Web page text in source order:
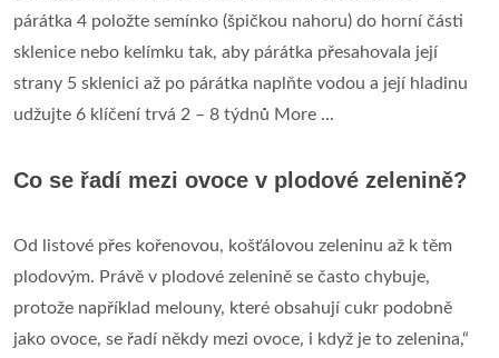
párátka 4 položte semínko (špičkou nahoru) do horní části
sklenice nebo kelímku tak, aby párátka přesahovala její
strany 5 sklenici až po párátka naplňte vodou a její hladinu
udžujte 6 klíčení trvá 2 – 8 týdnů More ...
Co se řadí mezi ovoce v plodové zelenině?
Od listové přes kořenovou, košťálovou zeleninu až k těm
plodovým. Právě v plodové zelenině se často chybuje,
protože například melouny, které obsahují cukr podobně
jako ovoce, se řadí někdy mezi ovoce, i když je to zelenina,“